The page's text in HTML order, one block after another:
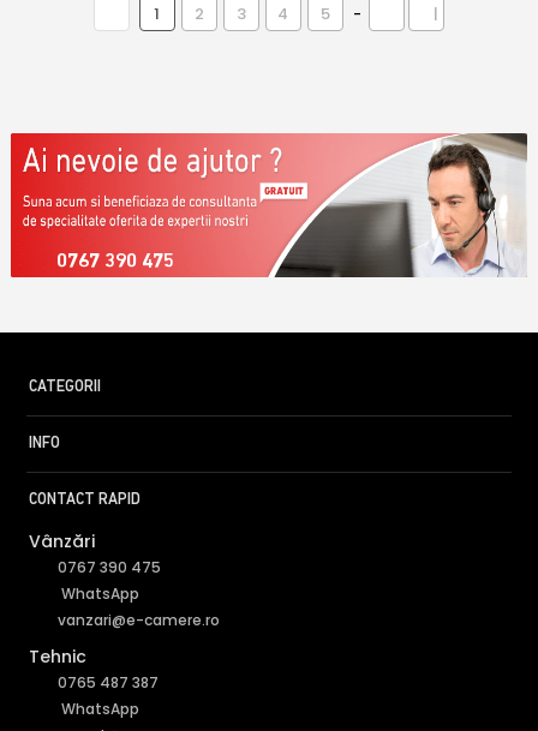
1 2 3 4 5 - |
0767 390 475
CATEGORII
INFO
CONTACT RAPID
Vânzări
0767 390 475
WhatsApp
vanzari@e-camere.ro
Tehnic
0765 487 387
WhatsApp